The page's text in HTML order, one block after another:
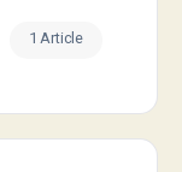
1 Article